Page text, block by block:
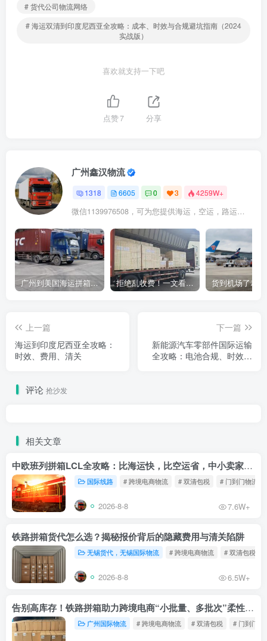
# 货代公司物流网络
# 海运双清到印度尼西亚全攻略：成本、时效与合规避坑指南（2024
实战版）
喜欢就支持一下吧
点赞7 分享
广州鑫汉物流
1318 6605 0 3 4259W+
微信1139976508，可为您提供海运，空运，路运，铁路运输
广州到美国海运拼箱多少钱？2024年最新运费构成+隐藏费用避坑指南 拒绝乱收费！一文看懂中国货代计费套路，教你避开所有隐形坑
上一篇
海运到印度尼西亚全攻略：
时效、费用、清关
下一篇
新能源汽车零部件国际运输
全攻略：电池合规、时效优
评论 抢沙发
相关文章
中欧班列拼箱LCL全攻略：比海运快，比空运省，中小卖家的物流新宠！
国际线路 # 跨境电商物流 # 双清包税 # 门到门物流
2026-8-8 7.6W+
铁路拼箱货代怎么选？揭秘报价背后的隐藏费用与清关陷阱
无锡货代，无锡国际物流 # 跨境电商物流 # 双清包税
2026-8-8 6.5W+
告别高库存！铁路拼箱助力跨境电商“小批量、多批次”柔性补货
广州国际物流 # 跨境电商物流 # 双清包税 # 门到门物